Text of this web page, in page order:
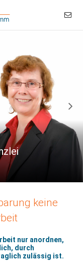
keine
nur anordnen,
durch
zulässig ist.